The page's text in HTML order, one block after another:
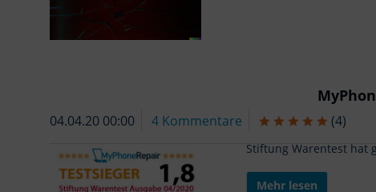
04.04.20 00:00 4 Kommentare (4)
Stiftung Warentest hat
Mehr lesen